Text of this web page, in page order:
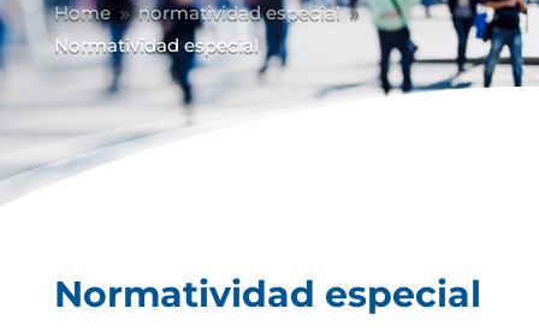
Home 9 normatividad especial 9
Normatividad especial
Normatividad especial